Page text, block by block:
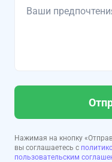
Нажимая на кнопку
вы соглашаетесь с
пользовательским